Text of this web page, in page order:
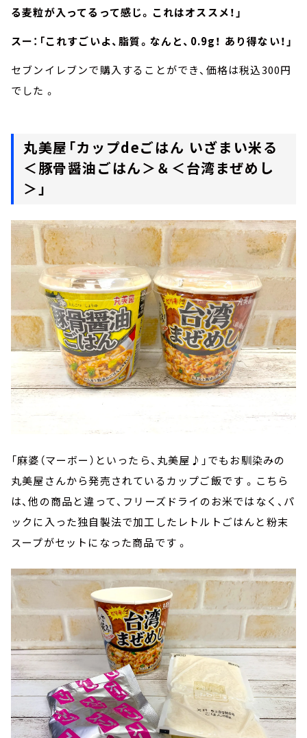
る麦粒が入ってるって感じ。これはオススメ！」
スー：「これすごいよ、脂質。なんと、0.9g！ あり得ない！」
セブンイレブンで購入することができ、価格は税込300円
でした 。
丸美屋「カップdeごはん いざまい米る
＜豚骨醤油ごはん＞＆＜台湾まぜめし
＞」
「麻婆（マーボー）といったら、丸美屋♪」でもお馴染みの
丸美屋さんから発売されているカップご飯です 。こちら
は、他の商品と違って、フリーズドライのお米ではなく、パ
ックに入った独自製法で加工したレトルトごはんと粉末
スープがセットになった商品です 。